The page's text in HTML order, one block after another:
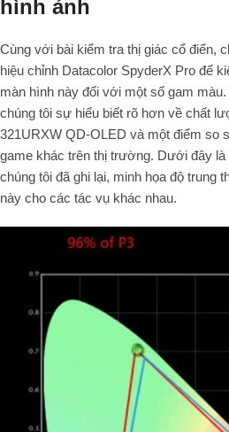
hình ảnh
Cùng với bài kiểm tra thị giác cổ điển,
hiệu chỉnh Datacolor SpyderX Pro để
màn hình này đối với một số gam
chúng tôi sự hiểu biết rõ hơn về chất
321URXW QD-OLED và một điểm so
game khác trên thị trường. Dưới đây
chúng tôi đã ghi lại, minh họa độ trung
này cho các tác vụ khác nhau.